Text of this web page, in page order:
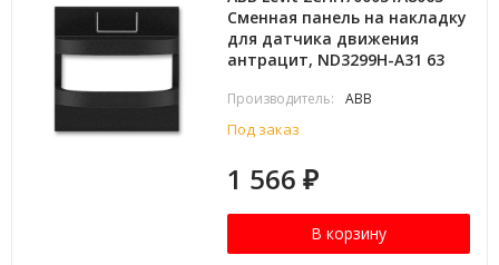
Сменная панель на накладку
для датчика движения
антрацит, ND3299H-A31 63
Производитель: ABB
Под заказ
1 566₽
В корзину